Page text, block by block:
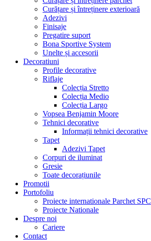
Curățare și întreținere exterioară
Adezivi
Finisaje
Pregatire suport
Bona Sportive System
Unelte și accesorii
Decoratiuni
Profile decorative
Riflaje
Colecția Stretto
Colecția Medio
Colecția Largo
Vopsea Benjamin Moore
Tehnici decorative
Informații tehnici decorative
Tapet
Adezivi Tapet
Corpuri de iluminat
Gresie
Toate decorațiunile
Promotii
Portofoliu
Proiecte internationale Parchet SPC
Proiecte Nationale
Despre noi
Cariere
Contact